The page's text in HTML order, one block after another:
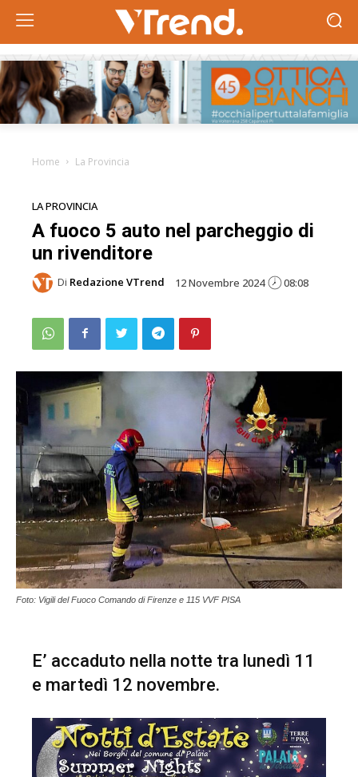
Home La Provincia
LA PROVINCIA
A fuoco 5 auto nel parcheggio di
un rivenditore
Di Redazione VTrend 12 Novembre 2024 08:08
Foto: Vigili del Fuoco Comando di Firenze e 115 VVF PISA
E’ accaduto nella notte tra lunedì 11
e martedì 12 novembre.